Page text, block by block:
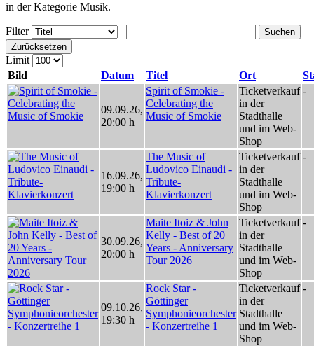
in der Kategorie Musik.
Filter
Suchen
Zurücksetzen
Limit
Bild
Datum Titel Ort
09.09.26,
20:00 h
Spirit of Smokie -
Celebrating the
Music of Smokie
Ticketverkauf
in der
Stadthalle
und im Web-
Shop
-
16.09.26,
19:00 h
The Music of
Ludovico Einaudi -
Tribute-
Klavierkonzert
Ticketverkauf
in der
Stadthalle
und im Web-
Shop
-
30.09.26,
20:00 h
Maite Itoiz & John
Kelly - Best of 20
Years - Anniversary
Tour 2026
Ticketverkauf
in der
Stadthalle
und im Web-
Shop
-
09.10.26,
19:30 h
Rock Star -
Göttinger
Symphonieorchester
- Konzertreihe 1
Ticketverkauf
in der
Stadthalle
und im Web-
Shop
-